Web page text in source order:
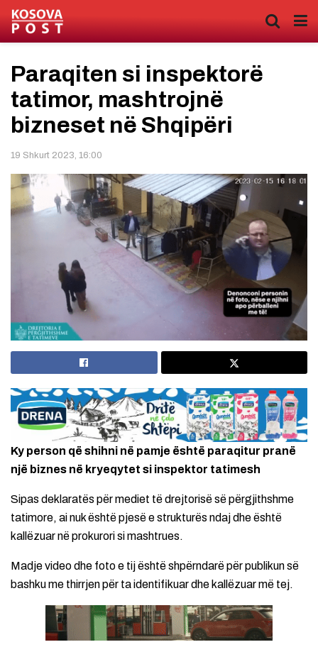
Paraqiten si inspektorë
tatimor, mashtrojnë
bizneset në Shqipëri
19 Shkurt 2023, 16:00
Ky person që shihni në pamje është paraqitur pranë
një biznes në kryeqytet si inspektor tatimesh
Sipas deklaratës për mediet të drejtorisë së përgjithshme
tatimore, ai nuk është pjesë e strukturës ndaj dhe është
kallëzuar në prokurori si mashtrues.
Madje video dhe foto e tij është shpërndarë për publikun së
bashku me thirrjen për ta identifikuar dhe kallëzuar më tej.